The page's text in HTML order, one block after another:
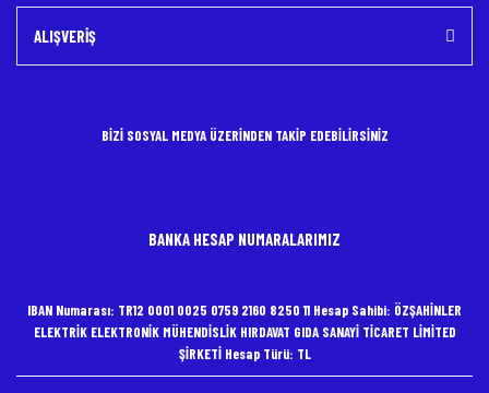
ALIŞVERİŞ
BİZİ SOSYAL MEDYA ÜZERİNDEN TAKİP EDEBİLİRSİNİZ
BANKA HESAP NUMARALARIMIZ
IBAN Numarası: TR12 0001 0025 0759 2160 8250 11 Hesap Sahibi: ÖZŞAHİNLER
ELEKTRİK ELEKTRONİK MÜHENDİSLİK HIRDAVAT GIDA SANAYİ TİCARET LİMİTED
ŞİRKETİ Hesap Türü: TL